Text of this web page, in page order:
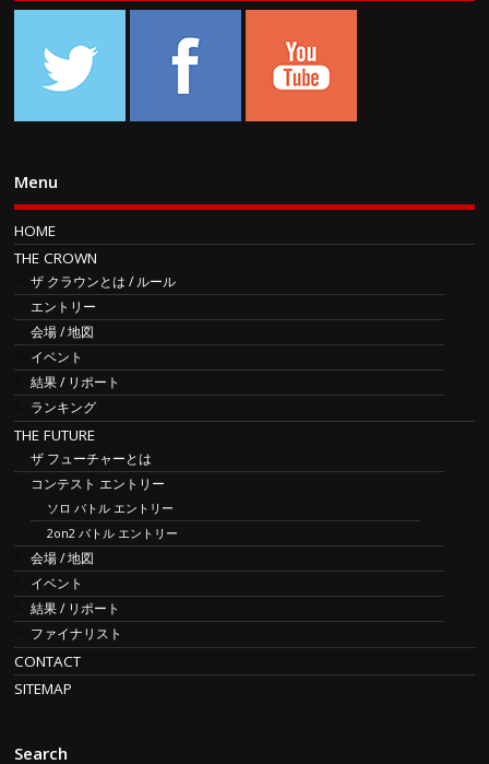
Menu
HOME
THE CROWN
ザ クラウンとは / ルール
エントリー
会場 / 地図
イベント
結果 / リポート
ランキング
THE FUTURE
ザ フューチャーとは
コンテスト エントリー
ソロ バトル エントリー
2on2 バトル エントリー
会場 / 地図
イベント
結果 / リポート
ファイナリスト
CONTACT
SITEMAP
Search